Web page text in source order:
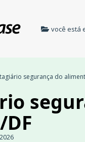
você está
segurança do